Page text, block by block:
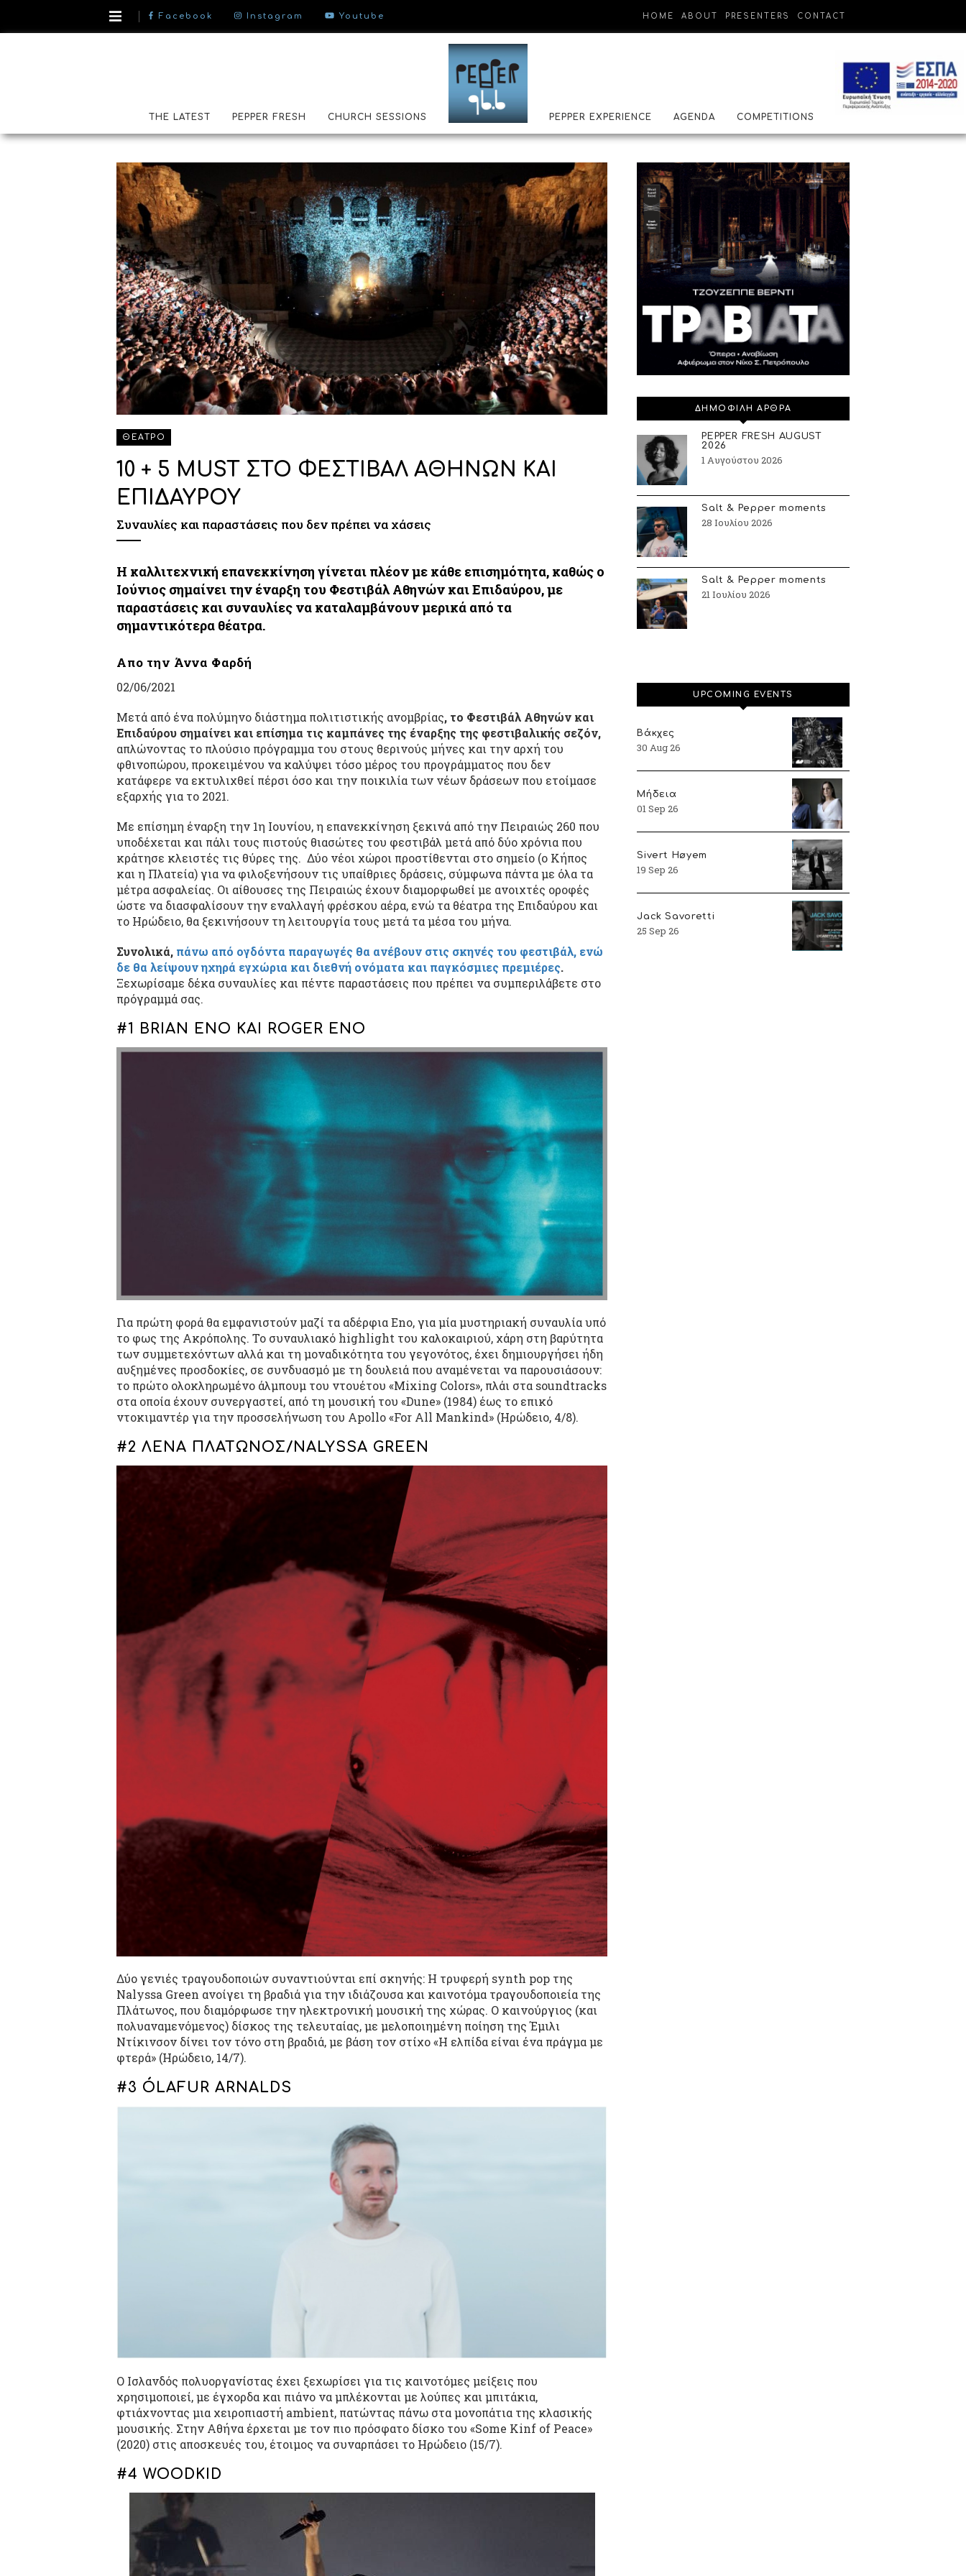
Facebook Instagram Youtube HOME ABOUT PRESENTERS CONTACT
THE LATEST PEPPER FRESH CHURCH SESSIONS PEPPER EXPERIENCE AGENDA COMPETITIONS
ΘΕΑΤΡΟ
10 + 5 MUST ΣΤΟ ΦΕΣΤΙΒΑΛ ΑΘΗΝΩΝ ΚΑΙ
ΕΠΙΔΑΥΡΟΥ
Συναυλίες και παραστάσεις που δεν πρέπει να χάσεις
Η καλλιτεχνική επανεκκίνηση γίνεται πλέον με κάθε επισημότητα, καθώς ο
Ιούνιος σημαίνει την έναρξη του Φεστιβάλ Αθηνών και Επιδαύρου, με
παραστάσεις και συναυλίες να καταλαμβάνουν μερικά από τα
σημαντικότερα θέατρα.
Απο την Άννα Φαρδή
02/06/2021
Μετά από ένα πολύμηνο διάστημα πολιτιστικής ανομβρίας, το Φεστιβάλ Αθηνών και
Επιδαύρου σημαίνει και επίσημα τις καμπάνες της έναρξης της φεστιβαλικής σεζόν,
απλώνοντας το πλούσιο πρόγραμμα του στους θερινούς μήνες και την αρχή του
φθινοπώρου, προκειμένου να καλύψει τόσο μέρος του προγράμματος που δεν
κατάφερε να εκτυλιχθεί πέρσι όσο και την ποικιλία των νέων δράσεων που ετοίμασε
εξαρχής για το 2021.
Με επίσημη έναρξη την 1η Ιουνίου, η επανεκκίνηση ξεκινά από την Πειραιώς 260 που
υποδέχεται και πάλι τους πιστούς θιασώτες του φεστιβάλ μετά από δύο χρόνια που
κράτησε κλειστές τις θύρες της. Δύο νέοι χώροι προστίθενται στο σημείο (ο Κήπος
και η Πλατεία) για να φιλοξενήσουν τις υπαίθριες δράσεις, σύμφωνα πάντα με όλα τα
μέτρα ασφαλείας. Οι αίθουσες της Πειραιώς έχουν διαμορφωθεί με ανοιχτές οροφές
ώστε να διασφαλίσουν την εναλλαγή φρέσκου αέρα, ενώ τα θέατρα της Επιδαύρου και
το Ηρώδειο, θα ξεκινήσουν τη λειτουργία τους μετά τα μέσα του μήνα.
Συνολικά, πάνω από ογδόντα παραγωγές θα ανέβουν στις σκηνές του φεστιβάλ, ενώ
δε θα λείψουν ηχηρά εγχώρια και διεθνή ονόματα και παγκόσμιες πρεμιέρες.
Ξεχωρίσαμε δέκα συναυλίες και πέντε παραστάσεις που πρέπει να συμπεριλάβετε στο
πρόγραμμά σας.
#1 BRIAN ENO ΚΑΙ ROGER ENO
Για πρώτη φορά θα εμφανιστούν μαζί τα αδέρφια Eno, για μία μυστηριακή συναυλία υπό
το φως της Ακρόπολης. Το συναυλιακό highlight του καλοκαιριού, χάρη στη βαρύτητα
των συμμετεχόντων αλλά και τη μοναδικότητα του γεγονότος, έχει δημιουργήσει ήδη
αυξημένες προσδοκίες, σε συνδυασμό με τη δουλειά που αναμένεται να παρουσιάσουν:
το πρώτο ολοκληρωμένο άλμπουμ του ντουέτου «Mixing Colors», πλάι στα soundtracks
στα οποία έχουν συνεργαστεί, από τη μουσική του «Dune» (1984) έως το επικό
ντοκιμαντέρ για την προσσελήνωση του Apollo «For All Mankind» (Ηρώδειο, 4/8).
#2 ΛΕΝΑ ΠΛΑΤΩΝΟΣ/NALYSSA GREEN
Δύο γενιές τραγουδοποιών συναντιούνται επί σκηνής: Η τρυφερή synth pop της
Nalyssa Green ανοίγει τη βραδιά για την ιδιάζουσα και καινοτόμα τραγουδοποιεία της
Πλάτωνος, που διαμόρφωσε την ηλεκτρονική μουσική της χώρας. Ο καινούργιος (και
πολυαναμενόμενος) δίσκος της τελευταίας, με μελοποιημένη ποίηση της Έμιλι
Ντίκινσον δίνει τον τόνο στη βραδιά, με βάση τον στίχο «Η ελπίδα είναι ένα πράγμα με
φτερά» (Ηρώδειο, 14/7).
#3 ÓLAFUR ARNALDS
Ο Ισλανδός πολυοργανίστας έχει ξεχωρίσει για τις καινοτόμες μείξεις που
χρησιμοποιεί, με έγχορδα και πιάνο να μπλέκονται με λούπες και μπιτάκια,
φτιάχνοντας μια χειροπιαστή ambient, πατώντας πάνω στα μονοπάτια της κλασικής
μουσικής. Στην Αθήνα έρχεται με τον πιο πρόσφατο δίσκο του «Some Kinf of Peace»
(2020) στις αποσκευές του, έτοιμος να συναρπάσει το Ηρώδειο (15/7).
#4 WOODKID
ΔΗΜΟΦΙΛΗ ΑΡΘΡΑ
PEPPER FRESH AUGUST
2026
1 Αυγούστου 2026
Salt & Pepper moments
28 Ιουλίου 2026
Salt & Pepper moments
21 Ιουλίου 2026
UPCOMING EVENTS
Βάκχες
30 Aug 26
Μήδεια
01 Sep 26
Sivert Høyem
19 Sep 26
Jack Savoretti
25 Sep 26